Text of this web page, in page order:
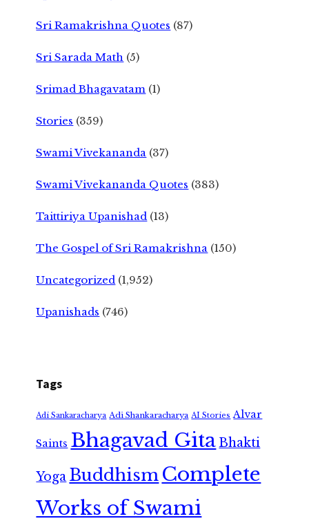
Sri Ramakrishna Quotes (87)
Sri Sarada Math (5)
Srimad Bhagavatam (1)
Stories (359)
Swami Vivekananda (37)
Swami Vivekananda Quotes (383)
Taittiriya Upanishad (13)
The Gospel of Sri Ramakrishna (150)
Uncategorized (1,952)
Upanishads (746)
Tags
Adi Sankaracharya Adi Shankaracharya AI Stories Alvar
Saints Bhagavad GitaBhakti
Yoga Buddhism Complete
Works of Swami